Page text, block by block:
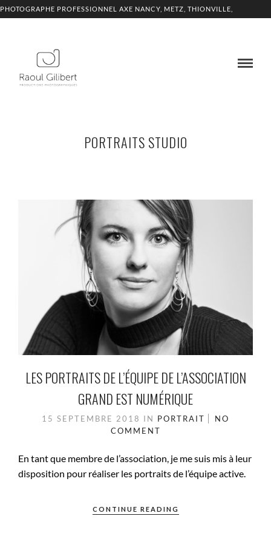
PHOTOGRAPHE PROFESSIONNEL AXE NANCY, METZ, THIONVILLE,
PORTRAITS STUDIO
LES PORTRAITS DE L’ÉQUIPE DE L’ASSOCIATION
GRAND EST NUMÉRIQUE
15 SEPTEMBRE 2018 IN PORTRAIT
NO
COMMENT
En tant que membre de l’association, je me suis mis à leur
disposition pour réaliser les portraits de l’équipe active.
CONTINUE READING